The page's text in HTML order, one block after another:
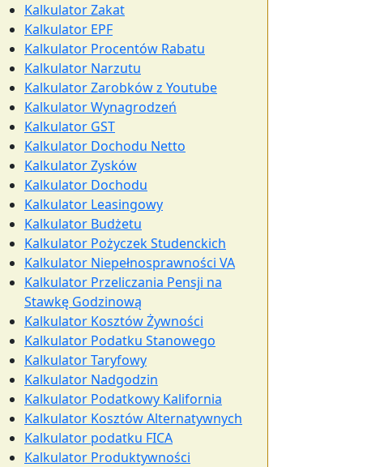
Kalkulator Zakat
Kalkulator EPF
Kalkulator Procentów Rabatu
Kalkulator Narzutu
Kalkulator Zarobków z Youtube
Kalkulator Wynagrodzeń
Kalkulator GST
Kalkulator Dochodu Netto
Kalkulator Zysków
Kalkulator Dochodu
Kalkulator Leasingowy
Kalkulator Budżetu
Kalkulator Pożyczek Studenckich
Kalkulator Niepełnosprawności VA
Kalkulator Przeliczania Pensji na
Stawkę Godzinową
Kalkulator Kosztów Żywności
Kalkulator Podatku Stanowego
Kalkulator Taryfowy
Kalkulator Nadgodzin
Kalkulator Podatkowy Kalifornia
Kalkulator Kosztów Alternatywnych
Kalkulator podatku FICA
Kalkulator Produktywności